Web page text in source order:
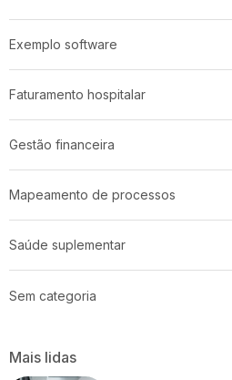
Exemplo software
Faturamento hospitalar
Gestão financeira
Mapeamento de processos
Saúde suplementar
Sem categoria
Mais lidas